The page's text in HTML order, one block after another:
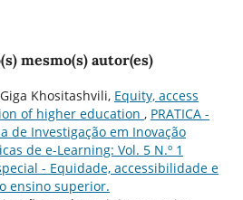
mesmo(s) autor(es)
Khositashvili, Equity, access
of higher education , PRATICA -
de Investigação em Inovação
de e-Learning: Vol. 5 N.º 1
- Equidade, accessibilidade e
ensino superior.